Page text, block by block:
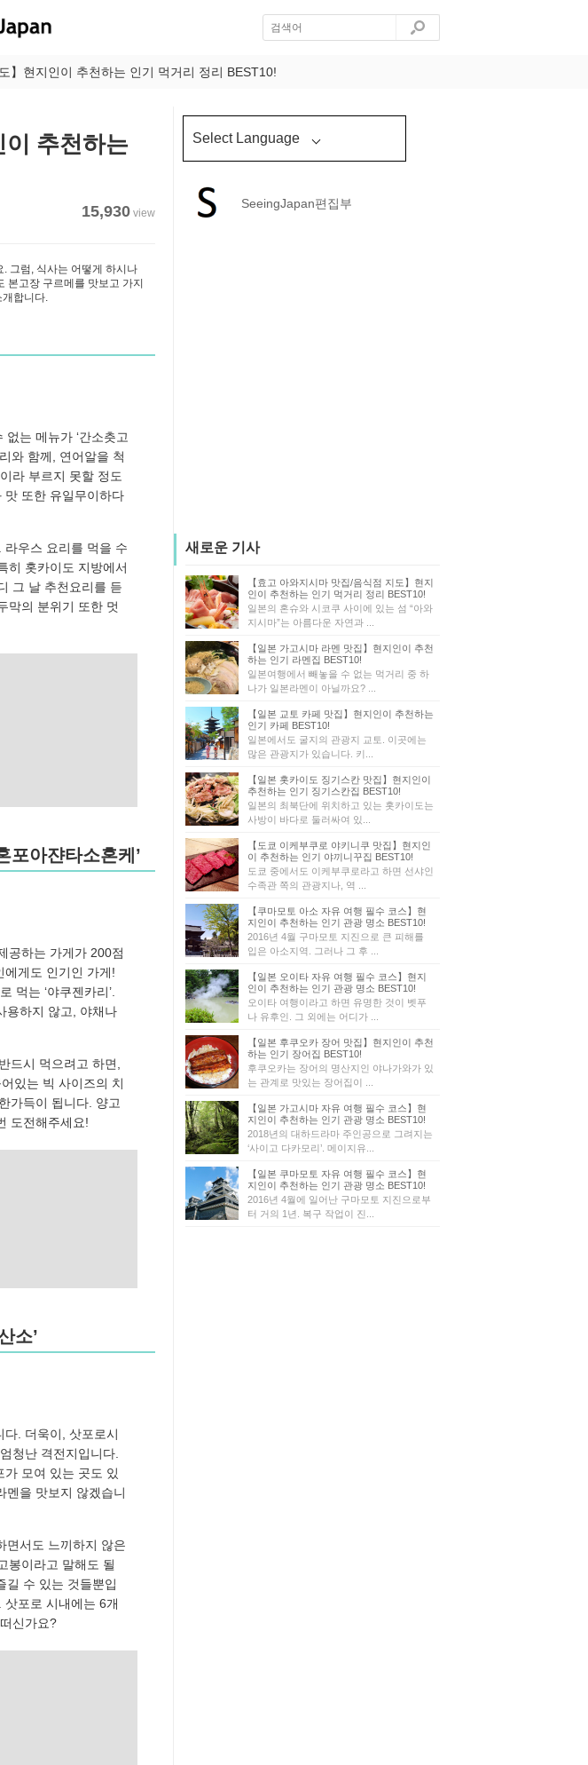
】현지인이 추천하는 인기 먹거리 정리 BEST10!
이 추천하는
15,930 view
그럼, 식사는 어떻게 하시나
본고장 구르메를 맛보고 가지
개합니다.
는 메뉴가 ‘간소츳고
와 함께, 연어알을 척
라 부르지 못할 정도
맛 또한 유일무이하다
우스 요리를 먹을 수
히 홋카이도 지방에서
그 날 추천요리를 듣
막의 분위기 또한 멋
아쟌타소혼케’
하는 가게가 200점
에게도 인기인 가게!
먹는 ‘야쿠젠카리’.
하지 않고, 야채나
드시 먹으려고 하면,
있는 빅 사이즈의 치
가득이 됩니다. 양고
도전해주세요!
소’
. 더욱이, 삿포로시
청난 격전지입니다.
가 모여 있는 곳도 있
멘을 맛보지 않겠습니
면서도 느끼하지 않은
봉이라고 말해도 될
길 수 있는 것들뿐입
포로 시내에는 6개
신가요?
Select Language
SeeingJapan편집부
새로운 기사
【효고 아와지시마 맛집/음식점 지도】현지
인이 추천하는 인기 먹거리 정리 BEST10!
일본의 혼슈와 시코쿠 사이에 있는 섬 “아와
지시마”는 아름다운 자연과 ...
【일본 가고시마 라멘 맛집】현지인이 추천
하는 인기 라멘집 BEST10!
일본여행에서 빼놓을 수 없는 먹거리 중 하
나가 일본라멘이 아닐까요? ...
【일본 교토 카페 맛집】현지인이 추천하는
인기 카페 BEST10!
일본에서도 굴지의 관광지 교토. 이곳에는
많은 관광지가 있습니다. 키...
【일본 홋카이도 징기스칸 맛집】현지인이
추천하는 인기 징기스칸집 BEST10!
일본의 최북단에 위치하고 있는 홋카이도는
사방이 바다로 둘러싸여 있...
【도쿄 이케부쿠로 야키니쿠 맛집】현지인
이 추천하는 인기 야끼니꾸집 BEST10!
도쿄 중에서도 이케부쿠로라고 하면 선샤인
수족관 쪽의 관광지나, 역 ...
【쿠마모토 아소 자유 여행 필수 코스】현
지인이 추천하는 인기 관광 명소 BEST10!
2016년 4월 구마모토 지진으로 큰 피해를
입은 아소지역. 그러나 그 후 ...
【일본 오이타 자유 여행 필수 코스】현지
인이 추천하는 인기 관광 명소 BEST10!
오이타 여행이라고 하면 유명한 것이 벳푸
나 유후인. 그 외에는 어디가 ...
【일본 후쿠오카 장어 맛집】현지인이 추천
하는 인기 장어집 BEST10!
후쿠오카는 장어의 명산지인 야나가와가 있
는 관계로 맛있는 장어집이 ...
【일본 가고시마 자유 여행 필수 코스】현
지인이 추천하는 인기 관광 명소 BEST10!
2018년의 대하드라마 주인공으로 그려지는
‘사이고 다카모리’. 메이지유...
【일본 쿠마모토 자유 여행 필수 코스】현
지인이 추천하는 인기 관광 명소 BEST10!
2016년 4월에 일어난 구마모토 지진으로부
터 거의 1년. 복구 작업이 진...